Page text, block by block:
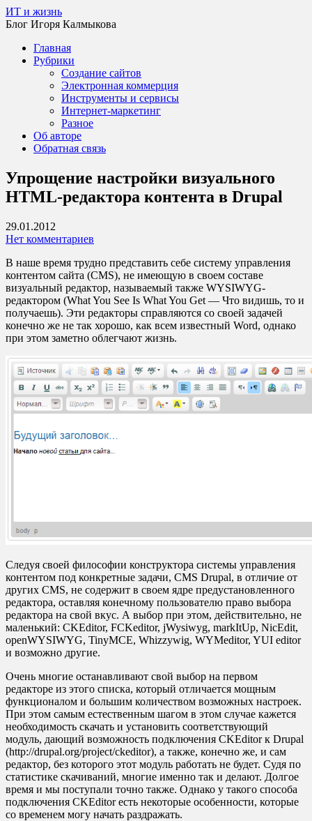
Перейти
к
ИТ и жизнь
Блог Игоря Калмыкова
Главная
Рубрики
Создание сайтов
Электронная коммерция
Инструменты и сервисы
Интернет-маркетинг
Разное
Об авторе
Обратная связь
Упрощение настройки визуального
HTML-редактора контента в Drupal
29.01.2012
Нет комментариев
В наше время трудно представить себе систему управления
контентом сайта (CMS), не имеющую в своем составе
визуальный редактор, называемый также WYSIWYG-
редактором (What You See Is What You Get — Что видишь, то и
получаешь). Эти редакторы справляются со своей задачей
конечно же не так хорошо, как всем известный Word, однако
при этом заметно облегчают жизнь.
Следуя своей философии конструктора системы управления
контентом под конкретные задачи, CMS Drupal, в отличие от
других CMS, не содержит в своем ядре предустановленного
редактора, оставляя конечному пользователю право выбора
редактора на свой вкус. А выбор при этом, действительно, не
маленький: CKEditor, FCKeditor, jWysiwyg, markItUp, NicEdit,
openWYSIWYG, TinyMCE, Whizzywig, WYMeditor, YUI editor
и возможно другие.
Очень многие останавливают свой выбор на первом
редакторе из этого списка, который отличается мощным
функционалом и большим количеством возможных настроек.
При этом самым естественным шагом в этом случае кажется
необходимость скачать и установить соответствующий
модуль, дающий возможность подключения CKEditor к Drupal
(http://drupal.org/project/ckeditor), а также, конечно же, и сам
редактор, без которого этот модуль работать не будет. Судя по
статистике скачиваний, многие именно так и делают. Долгое
время и мы поступали точно также. Однако у такого способа
подключения CKEditor есть некоторые особенности, которые
со временем могу начать раздражать.